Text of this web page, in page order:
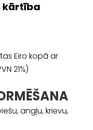
kārtība
Eiro kopā ar
21%)
angļu, krievu,